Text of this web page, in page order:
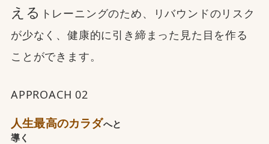
える トレーニングのため、リバウンドのリスク
が少なく、健康的に引き締まった見た目を作る
ことができます。
APPROACH 02
人生最高のカラダへと
導く